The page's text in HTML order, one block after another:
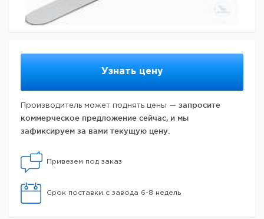
Узнать цену
Производитель может поднять цены — запросите
коммерческое предложение сейчас, и мы
зафиксируем за вами текущую цену.
Привезем под заказ
Срок поставки с завода 6-8 недель